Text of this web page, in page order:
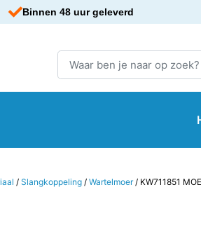
Binnen 48 uur geleverd
/Slangkoppeling /Wartelmoer/ KW711851